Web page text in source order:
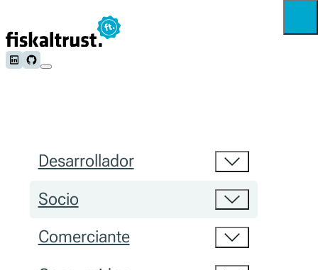
Follow us on LinkedIn
Follow us on Github
Desarrollador
Socio
Comerciante